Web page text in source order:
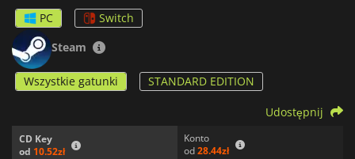
PC
Switch
Steam
Wszystkie gatunki STANDARD EDITION
CD Key
od 10.52zł
Konto
od28.44zł
Udostępnij